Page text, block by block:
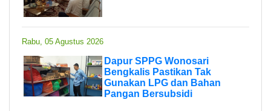
Rabu, 05 Agustus 2026
Dapur SPPG Wonosari
Bengkalis Pastikan Tak
Gunakan LPG dan Bahan
Pangan Bersubsidi